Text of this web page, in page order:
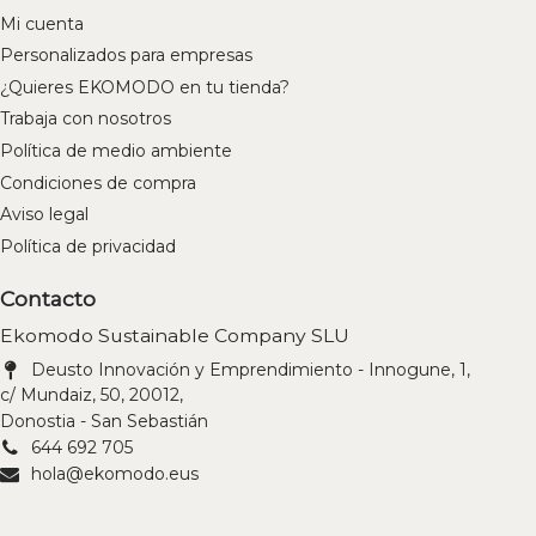
Mi cuenta
Personalizados para empresas
¿Quieres EKOMODO en tu tienda?
Trabaja con nosotros
Política de medio ambiente
Condiciones de compra
Aviso legal
Política de privacidad
Contacto
Ekomodo Sustainable Company SLU
Deusto Innovación y Emprendimiento - Innogune, 1,
c/ Mundaiz, 50, 20012,
Donostia - San Sebastián
644 692 705
hola@ekomodo.eus